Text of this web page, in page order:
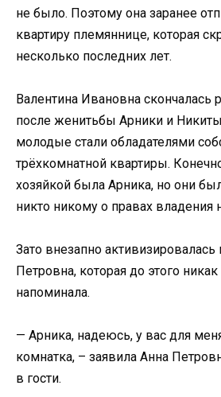
не было. Поэтому она заранее
квартиру племяннице, которая
несколько последних лет.
Валентина Ивановна скончалась
после женитьбы Арники и
молодые стали обладателями
трёхкомнатной квартиры.
хозяйкой была Арника, но они
никто никому о правах владения
Зато внезапно
Петровна, которая до этого
напоминала.
— Арника, надеюсь, у вас для
комнатка, – заявила Анна
в гости.